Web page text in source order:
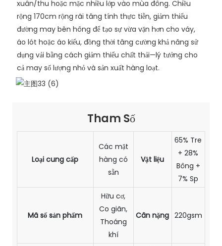
xuân/thu hoặc mặc nhiều lớp vào mùa đông. Chiều
rộng 170cm rộng rãi tăng tính thực tiễn, giảm thiểu
đường may bên hông để tạo sự vừa vặn hơn cho váy,
áo lót hoặc áo kiểu, đồng thời tăng cường khả năng sử
dụng vải bằng cách giảm thiểu chất thải—lý tưởng cho
cả may số lượng nhỏ và sản xuất hàng loạt.
Tham Số
Loại cung cấp
Các mặt
hàng có
sẵn
Vật liệu
65% Tre
+ 28%
Bông +
7% Sp
Mã số sản phẩm
Hữu cơ,
Co giãn,
Thoáng
khí
Cân nặng 220gsm